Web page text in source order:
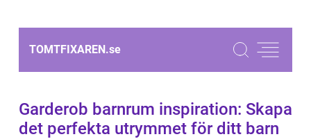
TOMTFIXAREN.se
Garderob barnrum inspiration: Skapa
det perfekta utrymmet för ditt barn